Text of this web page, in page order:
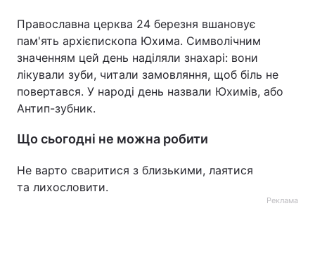
Православна церква 24 березня вшановує
пам'ять архієпископа Юхима. Символічним
значенням цей день наділяли знахарі: вони
лікували зуби, читали замовляння, щоб біль не
повертався. У народі день назвали Юхимів, або
Антип-зубник.
Що сьогодні не можна робити
Не варто сваритися з близькими, лаятися
та лихословити.
Реклама